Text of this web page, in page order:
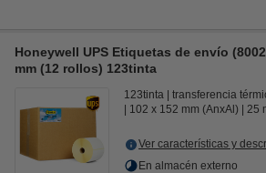
Honeywell UPS Etiquetas de envío
mm (12 rollos) 123tinta
123tinta
transferencia
102 x 152 mm (AnxAl)
25
Ver características y
En almacén externo